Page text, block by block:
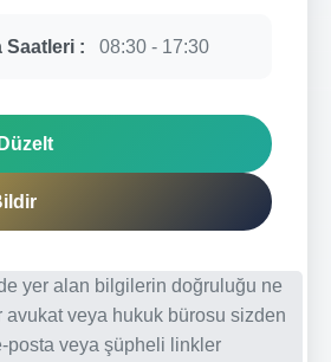
Saatleri : 08:30 - 17:30
yer alan bilgilerin doğruluğu ne
veya hukuk bürosu sizden
posta veya şüpheli linkler